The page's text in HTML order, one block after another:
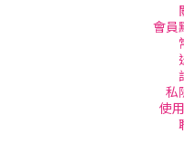
會員
私
使